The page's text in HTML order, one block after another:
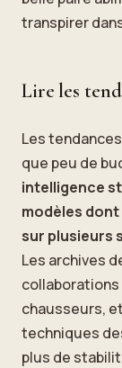
transpirer
Lire les
Les
que peu de
intelligence
modèles
sur plusieurs
Les archives
chausseurs,
techniques
plus de